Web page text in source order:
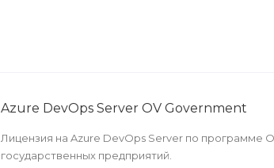
Azure DevOps Server OV Government
Лицензия на Azure DevOps Server по программе
государственных предприятий.